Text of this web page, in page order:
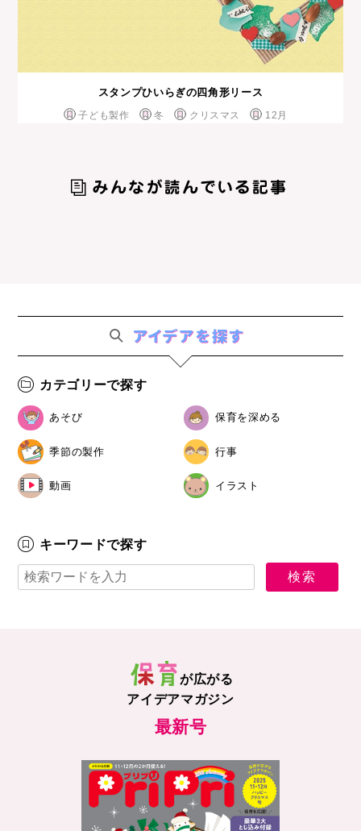
スタンプひいらぎの四角形リース
子ども製作 冬 クリスマス 12月
カテゴリーで探す
あそび 保育を深める
季節の製作 行事
動画 イラスト
キーワードで探す
が広がる
アイデアマガジン
最新号